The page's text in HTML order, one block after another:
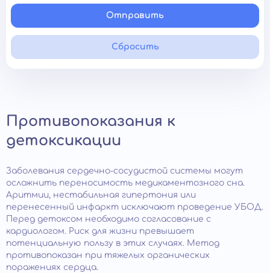
Отправить
Сбросить
Противопоказания к
детоксикации
Заболевания сердечно-сосудистой системы могут
осложнить переносимость медикаментозного сна.
Аритмии, нестабильная гипертония или
перенесенный инфаркт исключают проведение УБОД.
Перед детоксом необходимо согласование с
кардиологом. Риск для жизни превышает
потенциальную пользу в этих случаях. Метод
противопоказан при тяжелых органических
поражениях сердца.